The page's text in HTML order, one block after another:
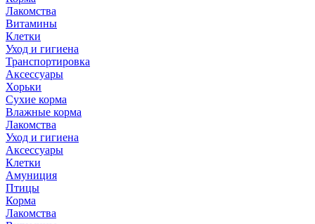
Лакомства
Витамины
Клетки
Уход и гигиена
Транспортировка
Аксессуары
Хорьки
Сухие корма
Влажные корма
Лакомства
Уход и гигиена
Аксессуары
Клетки
Амуниция
Птицы
Корма
Лакомства